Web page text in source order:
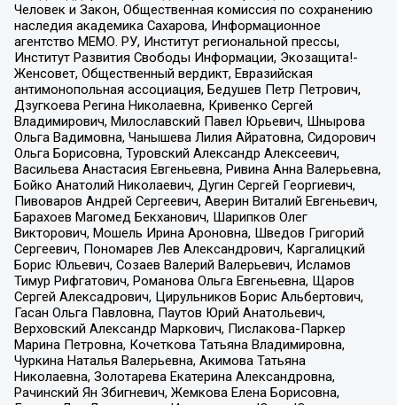
Человек и Закон, Общественная комиссия по сохранению
наследия академика Сахарова, Информационное
агентство МЕМО. РУ, Институт региональной прессы,
Институт Развития Свободы Информации, Экозащита!-
Женсовет, Общественный вердикт, Евразийская
антимонопольная ассоциация, Бедушев Петр Петрович,
Дзугкоева Регина Николаевна, Кривенко Сергей
Владимирович, Милославский Павел Юрьевич, Шнырова
Ольга Вадимовна, Чанышева Лилия Айратовна, Сидорович
Ольга Борисовна, Туровский Александр Алексеевич,
Васильева Анастасия Евгеньевна, Ривина Анна Валерьевна,
Бойко Анатолий Николаевич, Дугин Сергей Георгиевич,
Пивоваров Андрей Сергеевич, Аверин Виталий Евгеньевич,
Барахоев Магомед Бекханович, Шарипков Олег
Викторович, Мошель Ирина Ароновна, Шведов Григорий
Сергеевич, Пономарев Лев Александрович, Каргалицкий
Борис Юльевич, Созаев Валерий Валерьевич, Исламов
Тимур Рифгатович, Романова Ольга Евгеньевна, Щаров
Сергей Алексадрович, Цирульников Борис Альбертович,
Гасан Ольга Павловна, Паутов Юрий Анатольевич,
Верховский Александр Маркович, Пислакова-Паркер
Марина Петровна, Кочеткова Татьяна Владимировна,
Чуркина Наталья Валерьевна, Акимова Татьяна
Николаевна, Золотарева Екатерина Александровна,
Рачинский Ян Збигневич, Жемкова Елена Борисовна,